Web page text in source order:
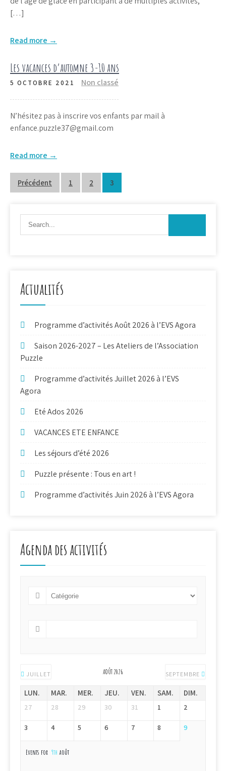
[…]
Read more →
Les vacances d’automne 3-10 ans
5 OCTOBRE 2021 Non classé
N’hésitez pas à inscrire vos enfants par mail à
enfance.puzzle37@gmail.com
Read more →
Pagination
publications
Précédent 1 2 3
Actualités
Programme d’activités Août 2026 à l’EVS Agora
Saison 2026-2027 – Les Ateliers de l’Association
Puzzle
Programme d’activités Juillet 2026 à l’EVS
Agora
Eté Ados 2026
VACANCES ETE ENFANCE
Les séjours d’été 2026
Puzzle présente : Tous en art !
Programme d’activités Juin 2026 à l’EVS Agora
Agenda des activités
JUILLET AOÛT 2026 SEPTEMBRE
LUN. MAR. MER. JEU. VEN. SAM. DIM.
27 28 29 30 31 1 2
3 4 5 6 7 8 9
Events for 9th août